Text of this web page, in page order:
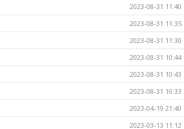
2023-08-31 11:40
2023-08-31 11:35
2023-08-31 11:30
2023-08-31 10:44
2023-08-31 10:43
2023-08-31 10:33
2023-04-19 21:40
2023-03-13 11:12